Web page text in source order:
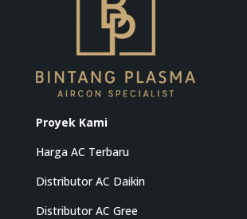
Proyek Kami
Harga AC Terbaru
Distributor AC Daikin
Distributor AC Gree